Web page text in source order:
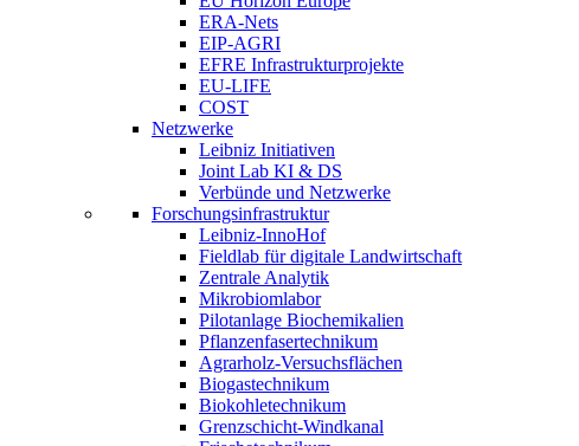
ERA-Nets
EIP-AGRI
EFRE Infrastrukturprojekte
EU-LIFE
COST
Netzwerke
Leibniz Initiativen
Joint Lab KI & DS
Verbünde und Netzwerke
Forschungsinfrastruktur
Leibniz-InnoHof
Fieldlab für digitale Landwirtschaft
Zentrale Analytik
Mikrobiomlabor
Pilotanlage Biochemikalien
Pflanzenfasertechnikum
Agrarholz-Versuchsflächen
Biogastechnikum
Biokohletechnikum
Grenzschicht-Windkanal